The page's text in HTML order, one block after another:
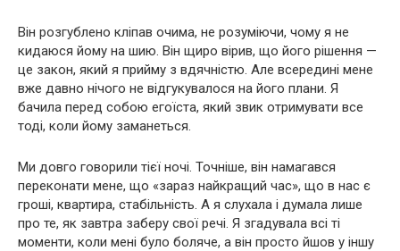
Він розгублено кліпав очима, не розуміючи, чому я не
кидаюся йому на шию. Він щиро вірив, що його рішення —
це закон, який я прийму з вдячністю. Але всередині мене
вже давно нічого не відгукувалося на його плани. Я
бачила перед собою егоїста, який звик отримувати все
тоді, коли йому заманеться.
Ми довго говорили тієї ночі. Точніше, він намагався
переконати мене, що «зараз найкращий час», що в нас є
гроші, квартира, стабільність. А я слухала і думала лише
про те, як завтра заберу свої речі. Я згадувала всі ті
моменти, коли мені було боляче, а він просто йшов у іншу